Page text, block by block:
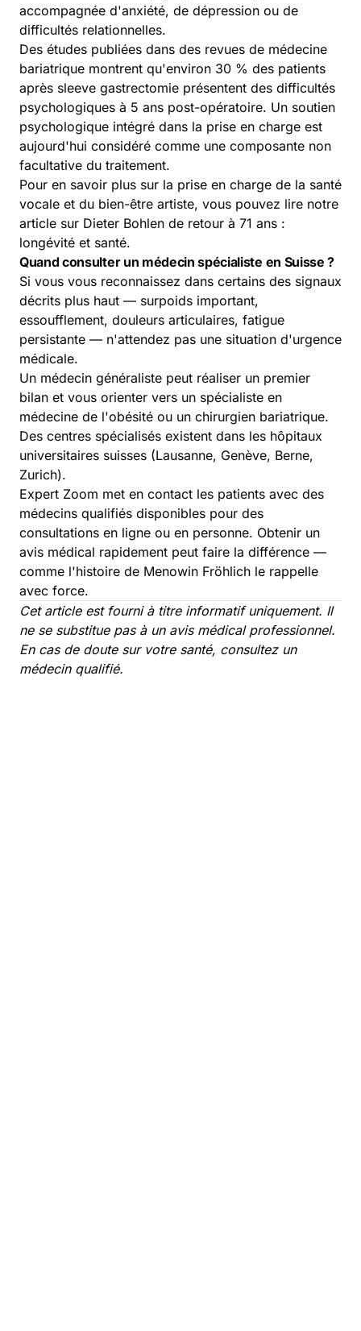
accompagnée d'anxiété, de dépression ou de
difficultés relationnelles.
Des études publiées dans des revues de médecine
bariatrique montrent qu'environ 30 % des patients
après sleeve gastrectomie présentent des difficultés
psychologiques à 5 ans post-opératoire. Un soutien
psychologique intégré dans la prise en charge est
aujourd'hui considéré comme une composante non
facultative du traitement.
Pour en savoir plus sur la prise en charge de la santé
vocale et du bien-être artiste, vous pouvez lire notre
article sur Dieter Bohlen de retour à 71 ans :
longévité et santé.
Quand consulter un médecin spécialiste en Suisse ?
Si vous vous reconnaissez dans certains des signaux
décrits plus haut — surpoids important,
essoufflement, douleurs articulaires, fatigue
persistante — n'attendez pas une situation d'urgence
médicale.
Un médecin généraliste peut réaliser un premier
bilan et vous orienter vers un spécialiste en
médecine de l'obésité ou un chirurgien bariatrique.
Des centres spécialisés existent dans les hôpitaux
universitaires suisses (Lausanne, Genève, Berne,
Zurich).
Expert Zoom met en contact les patients avec des
médecins qualifiés disponibles pour des
consultations en ligne ou en personne. Obtenir un
avis médical rapidement peut faire la différence —
comme l'histoire de Menowin Fröhlich le rappelle
avec force.
Cet article est fourni à titre informatif uniquement. Il
ne se substitue pas à un avis médical professionnel.
En cas de doute sur votre santé, consultez un
médecin qualifié.